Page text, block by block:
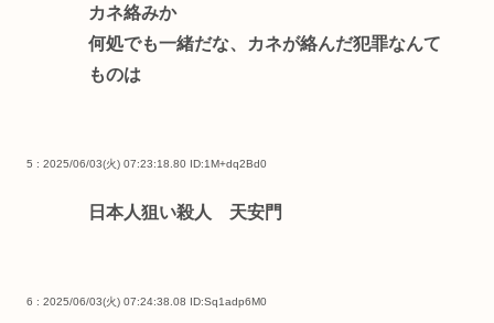
カネ絡みか
何処でも一緒だな、カネが絡んだ犯罪なんて
ものは
5 : 2025/06/03(火) 07:23:18.80 ID:1M+dq2Bd0
日本人狙い殺人 天安門
6 : 2025/06/03(火) 07:24:38.08 ID:Sq1adp6M0